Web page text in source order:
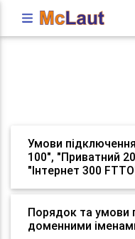
Умови
100", "Приватний
"Інтернет 300
Порядок та умови
доменними